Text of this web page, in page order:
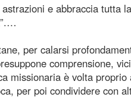
e abbraccia tutta
per calarsi
comprensione,
missionaria è volta proprio
per poi condividere con